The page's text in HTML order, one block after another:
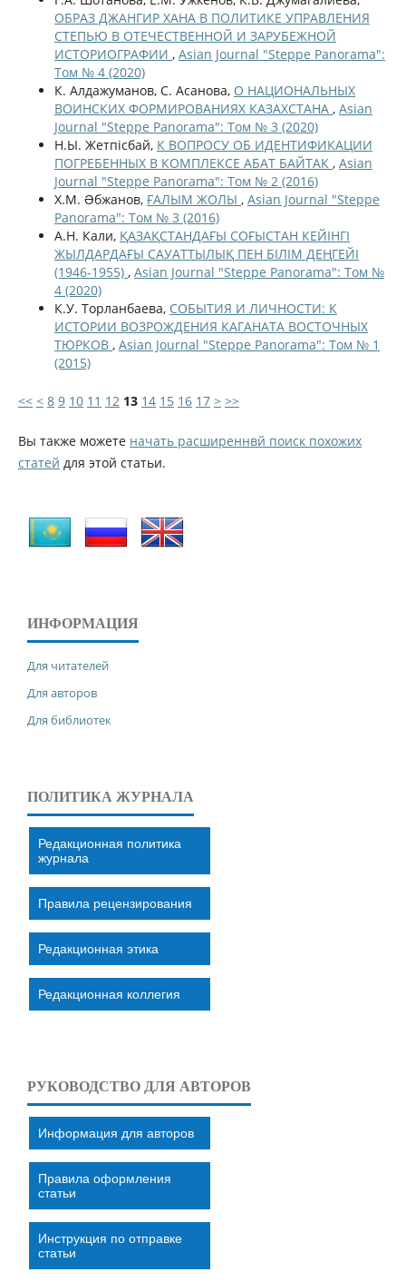
ОБРАЗ ДЖАНГИР ХАНА В ПОЛИТИКЕ УПРАВЛЕНИЯ
СТЕПЬЮ В ОТЕЧЕСТВЕННОЙ И ЗАРУБЕЖНОЙ
ИСТОРИОГРАФИИ , Asian Journal "Steppe Panorama":
Том № 4 (2020)
К. Алдажуманов, С. Асанова, О НАЦИОНАЛЬНЫХ
ВОИНСКИХ ФОРМИРОВАНИЯХ КАЗАХСТАНА , Asian
Journal "Steppe Panorama": Том № 3 (2020)
Н.Ы. Жетпісбай, К ВОПРОСУ ОБ ИДЕНТИФИКАЦИИ
ПОГРЕБЕННЫХ В КОМПЛЕКСЕ АБАТ БАЙТАК , Asian
Journal "Steppe Panorama": Том № 2 (2016)
Х.М. Əбжанов, ҒАЛЫМ ЖОЛЫ , Asian Journal "Steppe
Panorama": Том № 3 (2016)
А.Н. Кали, ҚАЗАҚСТАНДАҒЫ СОҒЫСТАН КЕЙІНГІ
ЖЫЛДАРДАҒЫ САУАТТЫЛЫҚ ПЕН БІЛІМ ДЕҢГЕЙІ
(1946-1955) , Asian Journal "Steppe Panorama": Том №
4 (2020)
К.У. Торланбаева, СОБЫТИЯ И ЛИЧНОСТИ: К
ИСТОРИИ ВОЗРОЖДЕНИЯ КАГАНАТА ВОСТОЧНЫХ
ТЮРКОВ , Asian Journal "Steppe Panorama": Том № 1
(2015)
<< < 8 9 10 11 12 13 14 15 16 17 > >>
Вы также можете начать расширеннвй поиск похожих
статей для этой статьи.
ИНФОРМАЦИЯ
Для читателей
Для авторов
Для библиотек
ПОЛИТИКА ЖУРНАЛА
Редакционная политика
журнала
Правила рецензирования
Редакционная этика
Редакционная коллегия
РУКОВОДСТВО ДЛЯ АВТОРОВ
Информация для авторов
Правила оформления
статьи
Инструкция по отправке
статьи